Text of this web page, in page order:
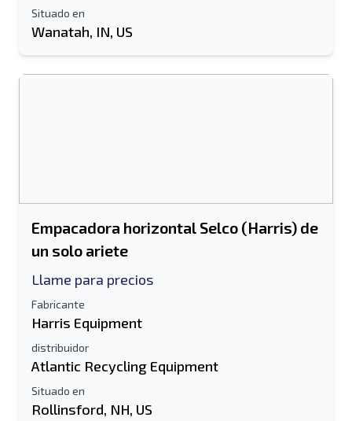
Situado en
Wanatah, IN, US
Empacadora horizontal Selco (Harris) de
un solo ariete
Llame para precios
Fabricante
Harris Equipment
distribuidor
Atlantic Recycling Equipment
Situado en
Rollinsford, NH, US